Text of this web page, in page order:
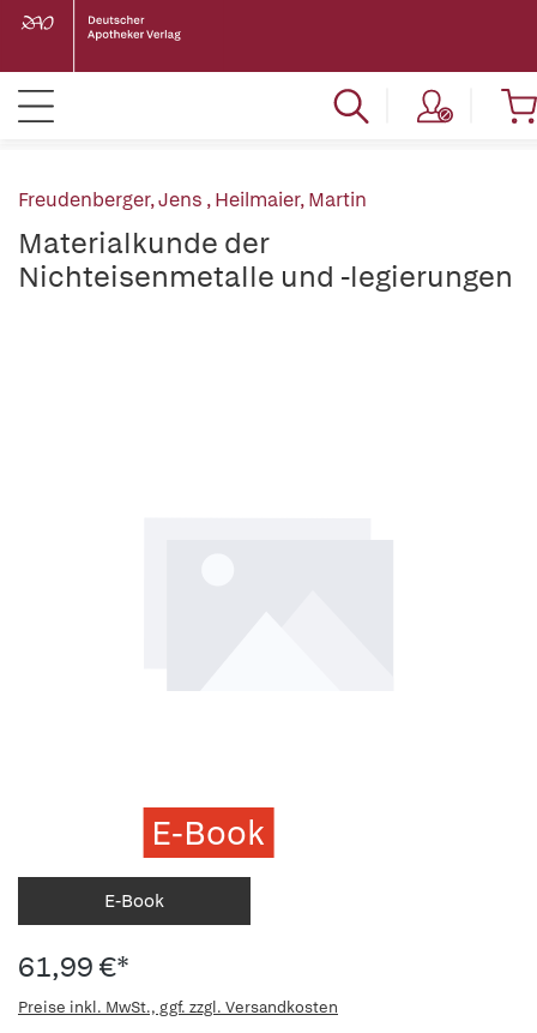
Freudenberger, Jens ,Heilmaier, Martin
Materialkunde der
Nichteisenmetalle und -legierungen
E-Book
E-Book
61,99 €*
Preise inkl. MwSt., ggf. zzgl. Versandkosten